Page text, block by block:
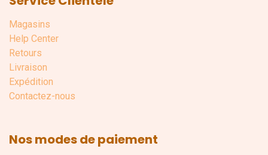
Magasins
Help Center
Retours
Livraison
Expédition
Contactez-nous
Nos modes de paiement